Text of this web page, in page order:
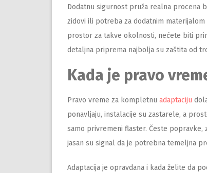
Dodatnu sigurnost pruža realna procena
zidovi ili potreba za dodatnim
prostor za takve okolnosti, nećete biti
detaljna priprema najbolja su zaštita od
Kada je pravo
Pravo vreme za kompletnu adaptaciju
ponavljaju, instalacije su zastarele, a
samo privremeni flaster. Česte
jasan su signal da je potrebna temeljna
Adaptacija je opravdana i kada želite da